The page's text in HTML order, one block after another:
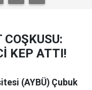
COŞKUSU:
KEP ATTI!
(AYBÜ) Çubuk